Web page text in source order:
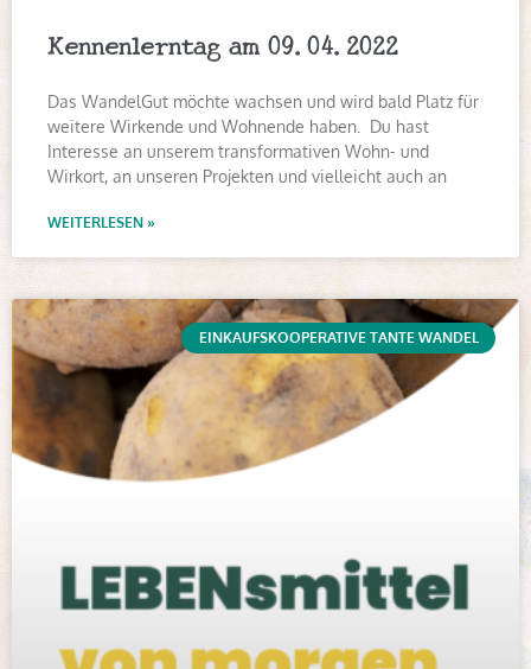
Kennenlerntag am 09.04.2022
Das WandelGut möchte wachsen und wird bald Platz für
weitere Wirkende und Wohnende haben. Du hast
Interesse an unserem transformativen Wohn- und
Wirkort, an unseren Projekten und vielleicht auch an
WEITERLESEN »
EINKAUFSKOOPERATIVE TANTE WANDEL